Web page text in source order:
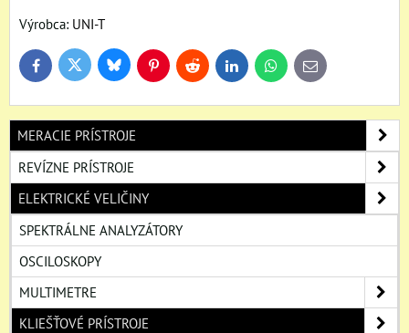
Výrobca: UNI-T
FacebookTwitter BlueskyPinterestReddit LinkedInWhatsApp
E-
mail
MERACIE PRÍSTROJE
REVÍZNE PRÍSTROJE
ELEKTRICKÉ VELIČINY
SPEKTRÁLNE ANALYZÁTORY
OSCILOSKOPY
MULTIMETRE
KLIEŠŤOVÉ PRÍSTROJE